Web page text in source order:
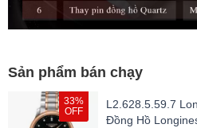
Sản phẩm bán chạy
33%
OFF
L2.628.5.59.7
Đồng Hồ